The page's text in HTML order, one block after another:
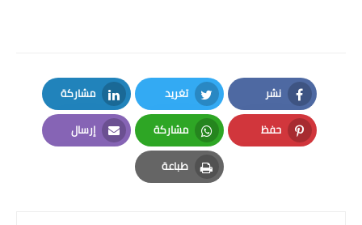
نشر
Facebook
تغريد
Twitter
مشاركة
LinkedIn
حفظ
Pinterest
مشاركة
Whatsapp
إرسال
Email
طباعة
Print